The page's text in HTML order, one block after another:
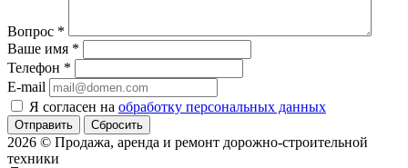
Вопрос *
Ваше имя *
Телефон *
E-mail
Я согласен на обработку персональных данных
Сбросить
2026 © Продажа, аренда и ремонт дорожно-строительной
техники